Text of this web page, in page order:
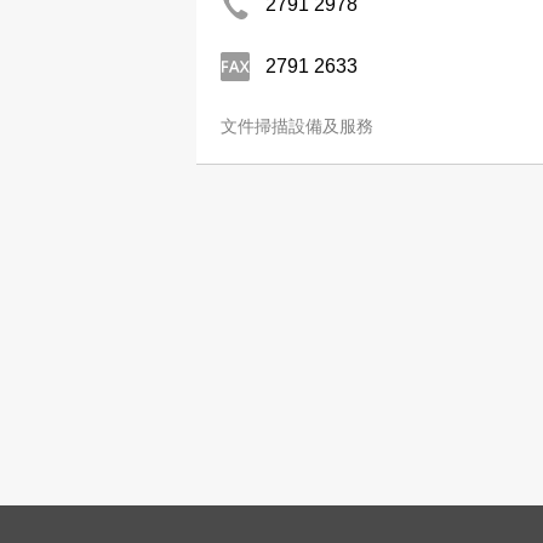
2791 2978
2791 2633
文件掃描設備及服務